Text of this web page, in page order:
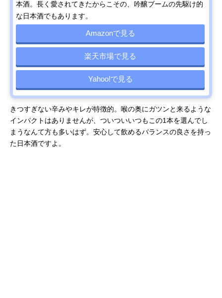
本酒。長く愛されてきたからこその、吟醸ブームの先駆け的
な日本酒でもあります。
Amazonで見る
楽天市場で見る
Yahoo!で見る
きつすぎない辛みやキレが特徴的。喉の奥にガツンと来るような
インパクトはありませんが、ついついいつもこの1本を選んでし
まうなんて方も多いはず。安心して飲めるバランスの良さを持っ
た日本酒ですよ。